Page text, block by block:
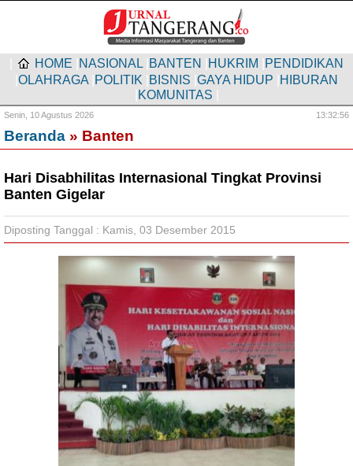
HOME NASIONAL BANTEN HUKRIM PENDIDIKAN
OLAHRAGA POLITIK BISNIS GAYA HIDUP HIBURAN
KOMUNITAS
Senin, 10 Agustus 2026 13:32:57
Beranda » Banten
Hari Disabhilitas Internasional Tingkat Provinsi
Banten Gigelar
Diposting Tanggal : Kamis, 03 Desember 2015